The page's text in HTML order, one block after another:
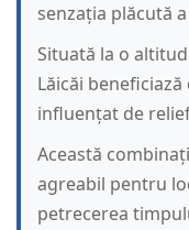
senzația plăcută
Situată la o
Lăicăi
influențat de
Această
agreabil pentru
petrecerea